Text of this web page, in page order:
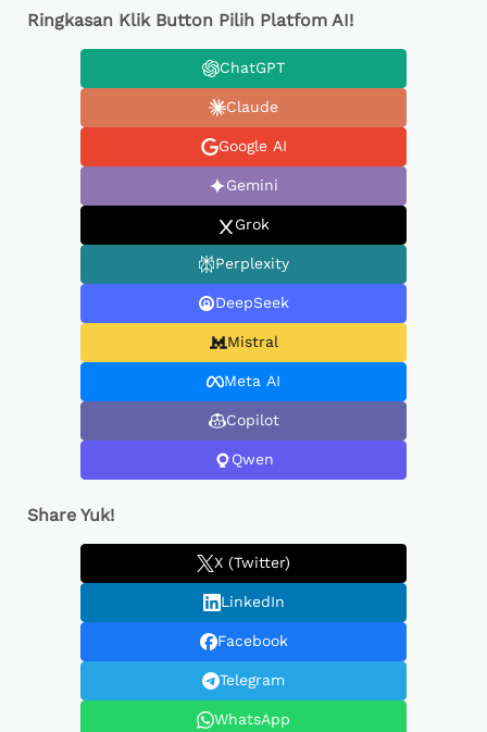
Ringkasan Klik Button Pilih Platfom AI!
ChatGPT
Claude
Google AI
Gemini
Grok
Perplexity
DeepSeek
Mistral
Meta AI
Copilot
Qwen
Share Yuk!
X (Twitter)
LinkedIn
Facebook
Telegram
WhatsApp